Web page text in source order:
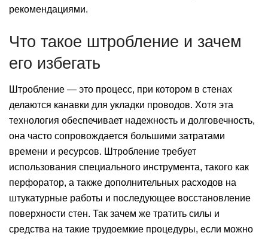
рекомендациями.
Что такое штробление и зачем
его избегать
Штробление — это процесс, при котором в стенах
делаются канавки для укладки проводов. Хотя эта
технология обеспечивает надежность и долговечность,
она часто сопровождается большими затратами
времени и ресурсов. Штробление требует
использования специального инструмента, такого как
перфоратор, а также дополнительных расходов на
штукатурные работы и последующее восстановление
поверхности стен. Так зачем же тратить силы и
средства на такие трудоемкие процедуры, если можно